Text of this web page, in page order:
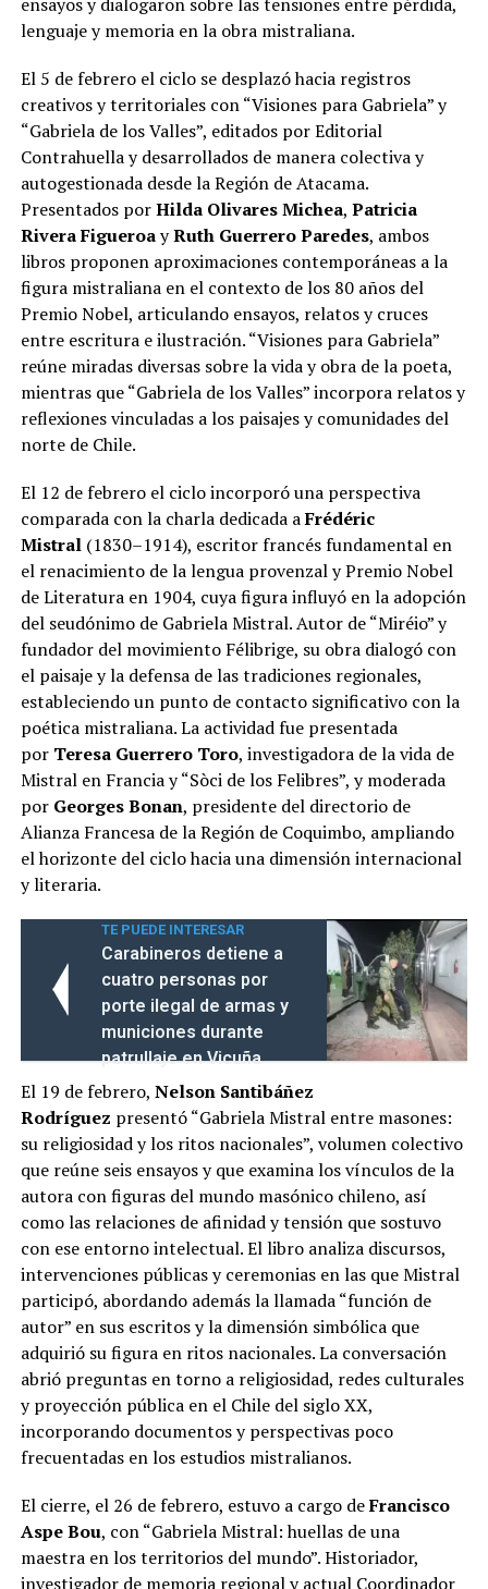
lenguaje y memoria en la obra mistraliana.
El 5 de febrero el ciclo se desplazó hacia registros
creativos y territoriales con “Visiones para Gabriela” y
“Gabriela de los Valles”, editados por Editorial
Contrahuella y desarrollados de manera colectiva y
autogestionada desde la Región de Atacama.
Presentados porHilda Olivares Michea, Patricia
Rivera FigueroayRuth Guerrero Paredes, ambos
libros proponen aproximaciones contemporáneas a la
figura mistraliana en el contexto de los 80 años del
Premio Nobel, articulando ensayos, relatos y cruces
entre escritura e ilustración. “Visiones para Gabriela”
reúne miradas diversas sobre la vida y obra de la poeta,
mientras que “Gabriela de los Valles” incorpora relatos y
reflexiones vinculadas a los paisajes y comunidades del
norte de Chile.
El 12 de febrero el ciclo incorporó una perspectiva
comparada con la charla dedicada aFrédéric
Mistral(1830–1914), escritor francés fundamental en
el renacimiento de la lengua provenzal y Premio Nobel
de Literatura en 1904, cuya figura influyó en la adopción
del seudónimo de Gabriela Mistral. Autor de “Miréio” y
fundador del movimiento Félibrige, su obra dialogó con
el paisaje y la defensa de las tradiciones regionales,
estableciendo un punto de contacto significativo con la
poética mistraliana. La actividad fue presentada
por Teresa Guerrero Toro, investigadora de la vida de
Mistral en Francia y “Sòci de los Felibres”, y moderada
por Georges Bonan, presidente del directorio de
Alianza Francesa de la Región de Coquimbo, ampliando
el horizonte del ciclo hacia una dimensión internacional
y literaria.
TE PUEDE INTERESAR
Carabineros detiene a
cuatro personas por
porte ilegal de armas y
municiones durante
patrullaje en Vicuña
El 19 de febrero, Nelson Santibáñez
Rodríguez presentó “Gabriela Mistral entre masones:
su religiosidad y los ritos nacionales”, volumen colectivo
que reúne seis ensayos y que examina los vínculos de la
autora con figuras del mundo masónico chileno, así
como las relaciones de afinidad y tensión que sostuvo
con ese entorno intelectual. El libro analiza discursos,
intervenciones públicas y ceremonias en las que Mistral
participó, abordando además la llamada “función de
autor” en sus escritos y la dimensión simbólica que
adquirió su figura en ritos nacionales. La conversación
abrió preguntas en torno a religiosidad, redes culturales
y proyección pública en el Chile del siglo XX,
incorporando documentos y perspectivas poco
frecuentadas en los estudios mistralianos.
El cierre, el 26 de febrero, estuvo a cargo deFrancisco
Aspe Bou, con “Gabriela Mistral: huellas de una
maestra en los territorios del mundo”. Historiador,
investigador de memoria regional y actual Coordinador